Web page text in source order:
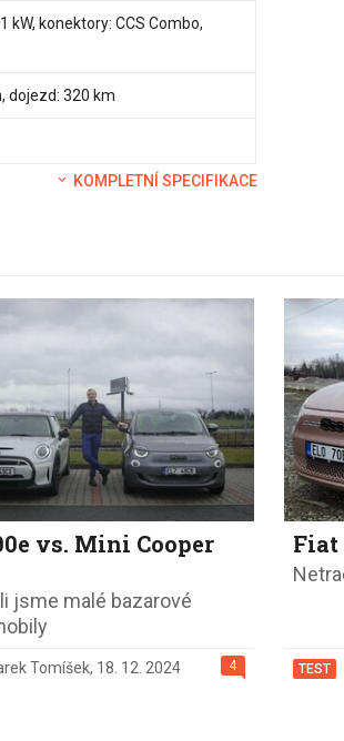
kW, konektory: CCS Combo,
dojezd: 320 km
KOMPLETNÍ SPECIFIKACE
vs. Mini Cooper
jsme malé bazarové
4
Tomíšek, 18. 12. 2024
Fiat
TEST